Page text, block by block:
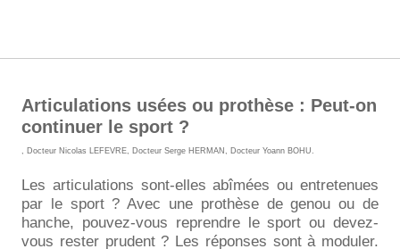
Articulations usées ou prothèse : Peut-on
continuer le sport ?
Docteur Nicolas LEFEVRE Docteur Serge HERMAN Docteur Yoann BOHU
Les articulations sont-elles abîmées ou entretenues
par le sport ? Avec une prothèse de genou ou de
hanche, pouvez-vous reprendre le sport ou devez-
vous rester prudent ? Les réponses sont à moduler.